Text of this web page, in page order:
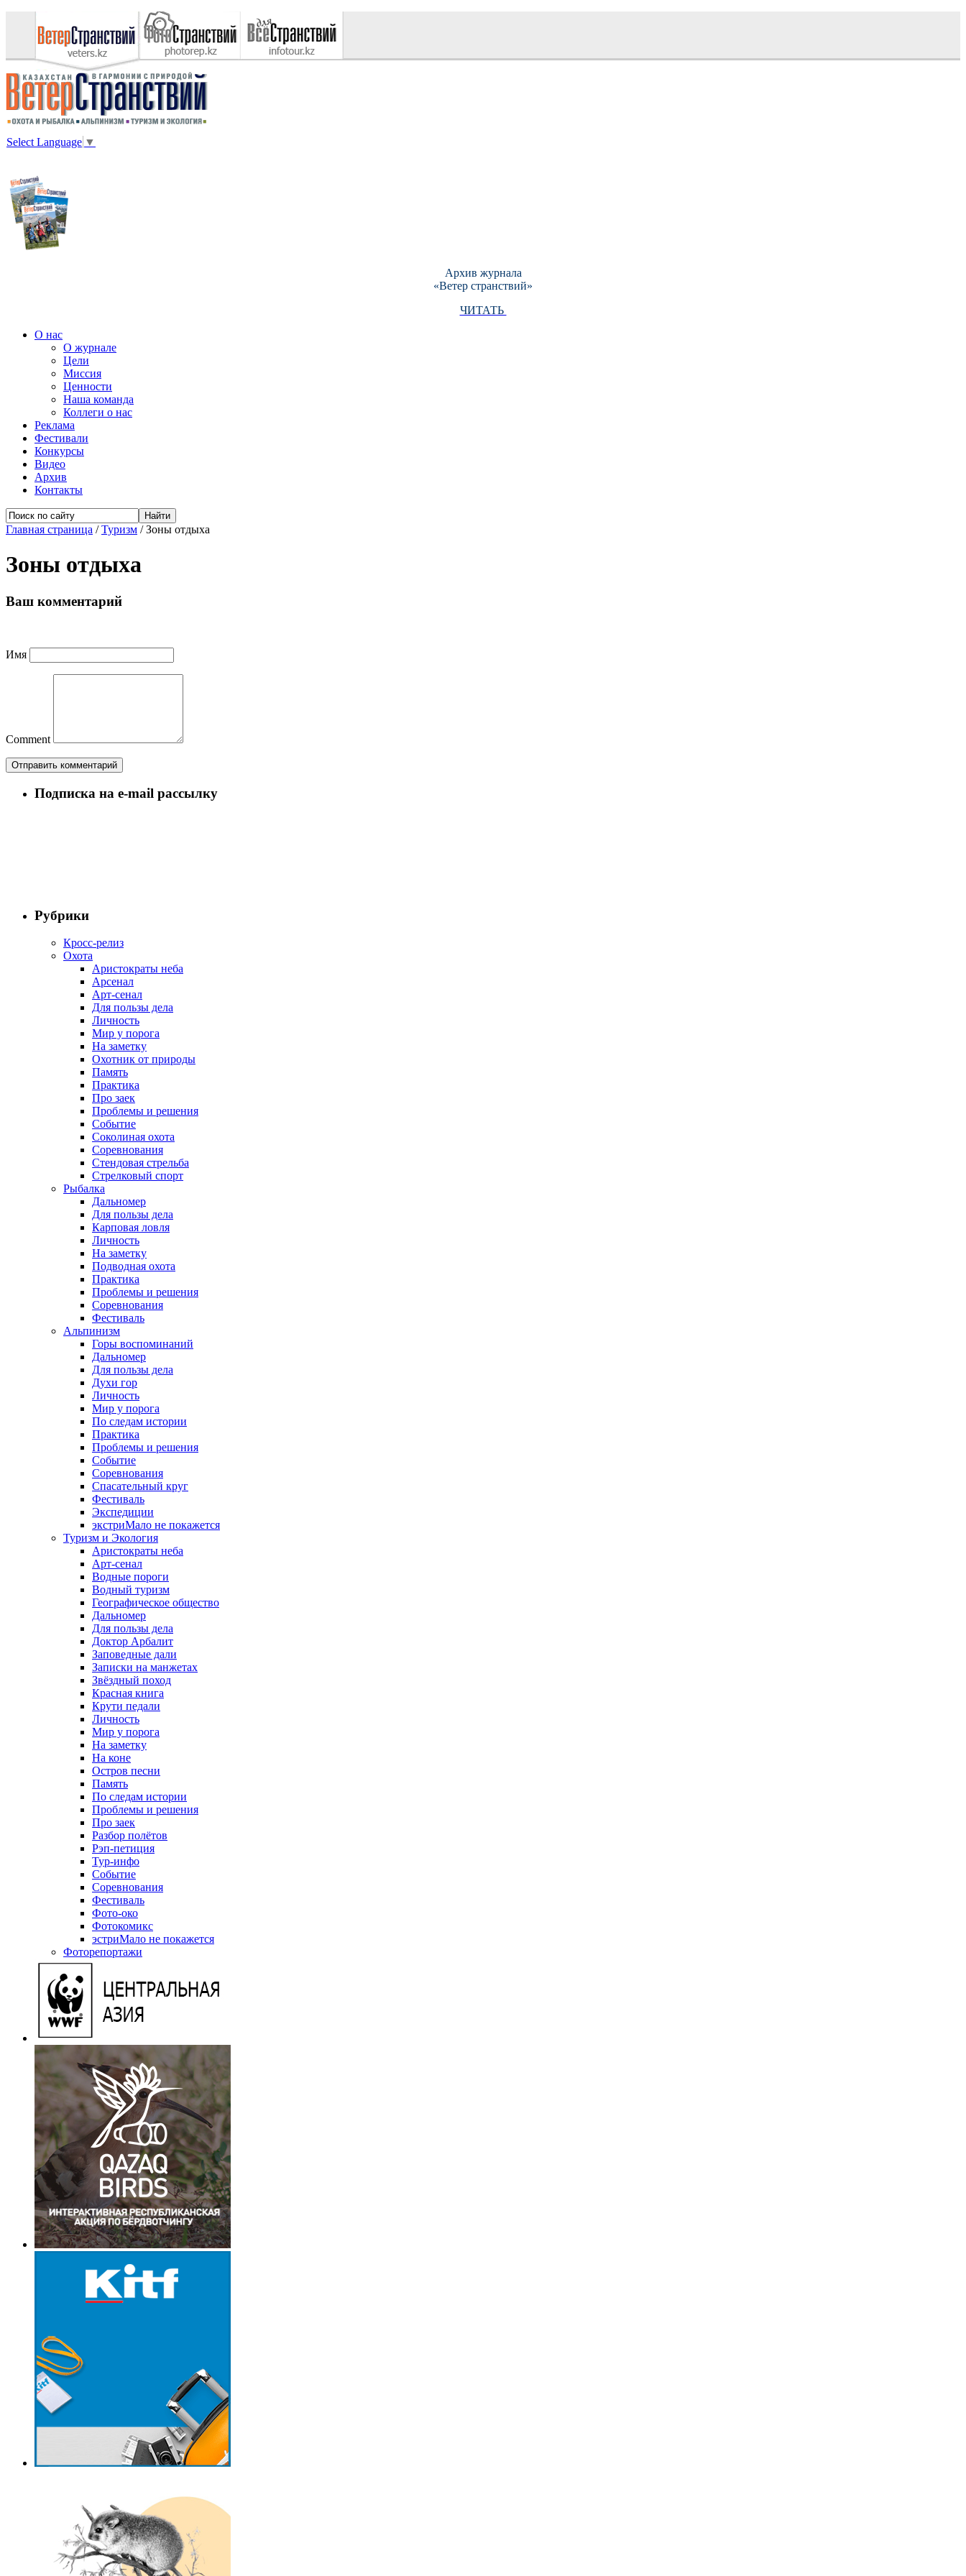
Select Language ▼
Архив журнала
«Ветер странствий»
ЧИТАТЬ
О нас
О журнале
Цели
Миссия
Ценности
Наша команда
Коллеги о нас
Реклама
Фестивали
Конкурсы
Видео
Архив
Контакты
Главная страница /Туризм /Зоны отдыха
Зоны отдыха
Ваш комментарий
Имя
Comment
Подписка на e-mail рассылку
Рубрики
Кросс-релиз
Охота
Аристократы неба
Арсенал
Арт-сенал
Для пользы дела
Личность
Мир у порога
На заметку
Охотник от природы
Память
Практика
Про заек
Проблемы и решения
Событие
Соколиная охота
Соревнования
Стендовая стрельба
Стрелковый спорт
Рыбалка
Дальномер
Для пользы дела
Карповая ловля
Личность
На заметку
Подводная охота
Практика
Проблемы и решения
Соревнования
Фестиваль
Альпинизм
Горы воспоминаний
Дальномер
Для пользы дела
Духи гор
Личность
Мир у порога
По следам истории
Практика
Проблемы и решения
Событие
Соревнования
Спасательный круг
Фестиваль
Экспедиции
экстриМало не покажется
Туризм и Экология
Аристократы неба
Арт-сенал
Водные пороги
Водный туризм
Географическое общество
Дальномер
Для пользы дела
Доктор Арбалит
Заповедные дали
Записки на манжетах
Звёздный поход
Красная книга
Крути педали
Личность
Мир у порога
На заметку
На коне
Остров песни
Память
По следам истории
Проблемы и решения
Про заек
Разбор полётов
Рэп-петиция
Тур-инфо
Событие
Соревнования
Фестиваль
Фото-око
Фотокомикс
эстриМало не покажется
Фоторепортажи